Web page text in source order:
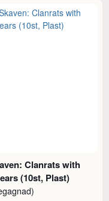
Clanrats with
(10st, Plast)